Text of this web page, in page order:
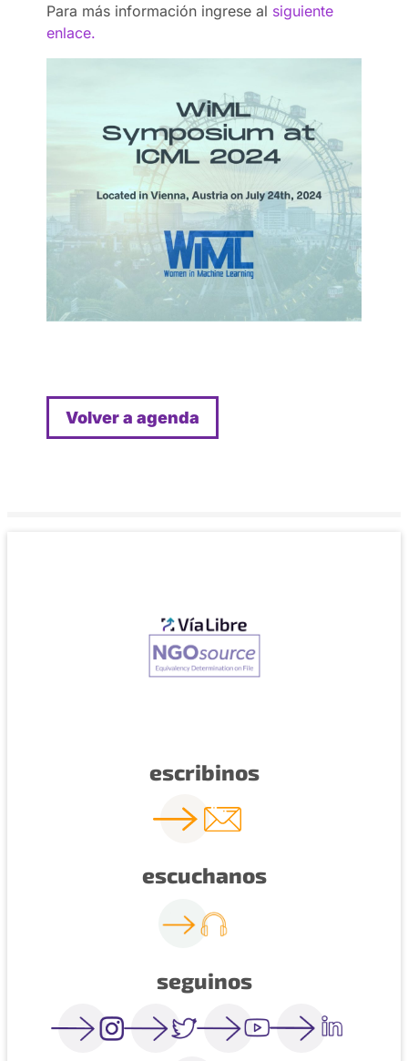
Para más información ingrese al siguiente
enlace.
Volver a agenda
escribinos
escuchanos
seguinos